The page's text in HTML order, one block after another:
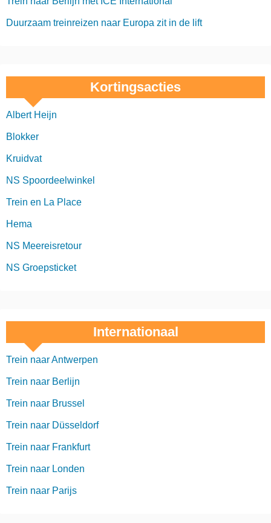
n
g
Duurzaam treinreizen naar Europa zit in de lift
Kortingsacties
Albert Heijn
Blokker
Kruidvat
NS Spoordeelwinkel
Trein en La Place
Hema
NS Meereisretour
NS Groepsticket
Internationaal
Trein naar Antwerpen
Trein naar Berlijn
Trein naar Brussel
Trein naar Düsseldorf
Trein naar Frankfurt
Trein naar Londen
Trein naar Parijs